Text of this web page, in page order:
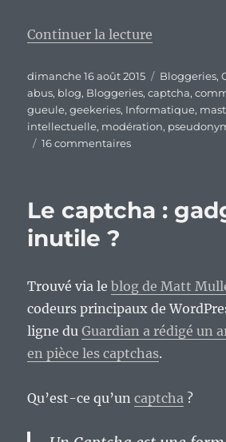
Continuer la lecture
Publié
le
dimanche 16 août 2015 Catégories
Bloggeries,
abus, blog, Bloggeries,captcha,
gueule,geekeries, Informatique,
intellectuelle, modération,
16 commentairessur
gestion
politique
des
10
jours
d’ouverture.
Le captcha :
inutile ?
Trouvé via leblog de Matt
codeurs principaux de
ligne duGuardian a rédigé un
en pièce les captchas.
Qu’est-ce qu’uncaptcha ?